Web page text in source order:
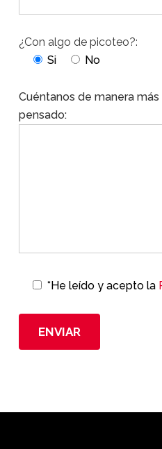
¿Con algo de picoteo?:
Si
No
Cuéntanos de manera
pensado:
*He leído y acepto la